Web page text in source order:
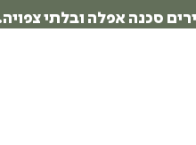
סכנה אפלה ובלתי